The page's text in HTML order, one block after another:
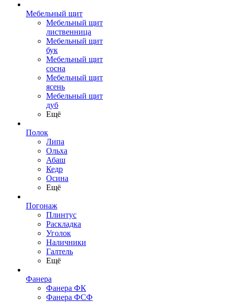
Мебельный щит
Мебельный щит
лиственница
Мебельный щит
бук
Мебельный щит
сосна
Мебельный щит
ясень
Мебельный щит
дуб
Ещё
Полок
Липа
Ольха
Абаш
Кедр
Осина
Ещё
Погонаж
Плинтус
Раскладка
Уголок
Наличники
Галтель
Ещё
Фанера
Фанера ФК
Фанера ФСФ